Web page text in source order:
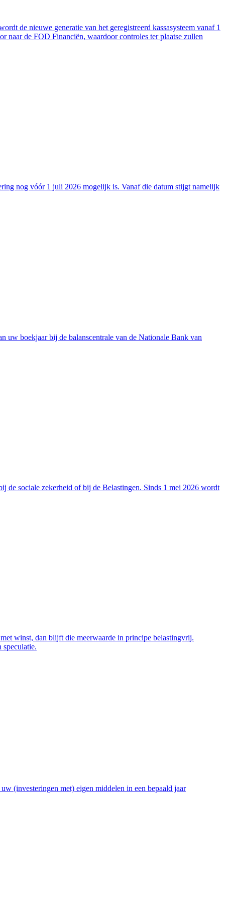
de nieuwe generatie van het geregistreerd kassasysteem vanaf 1
naar de FOD Financiën, waardoor controles ter plaatse zullen
nog vóór 1 juli 2026 mogelijk is. Vanaf die datum stijgt namelijk
uw boekjaar bij de balanscentrale van de Nationale Bank van
de sociale zekerheid of bij de Belastingen. Sinds 1 mei 2026 wordt
winst, dan blijft die meerwaarde in principe belastingvrij.
(investeringen met) eigen middelen in een bepaald jaar